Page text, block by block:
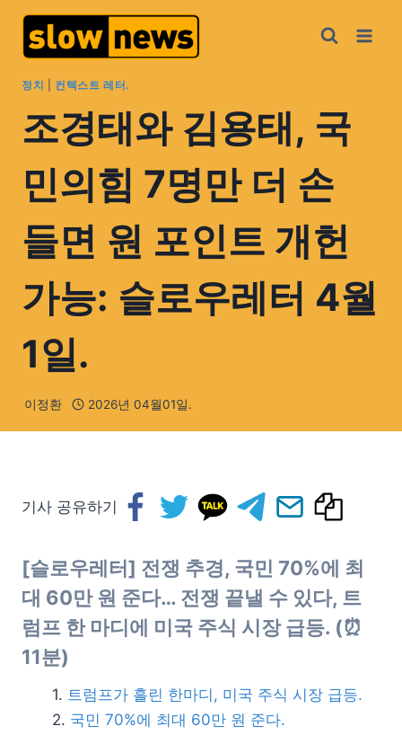
정치 컨텍스트 레터.
조경태와 김용태, 국
민의힘 7명만 더 손
들면 원 포인트 개헌
가능: 슬로우레터 4월
1일.
이정환 2026년 04월01일.
기사 공유하기
[슬로우레터] 전쟁 추경, 국민 70%에 최
대 60만 원 준다… 전쟁 끝낼 수 있다, 트
럼프 한 마디에 미국 주식 시장 급등. (⏰
11분)
트럼프가 흘린 한마디, 미국 주식 시장 급등.
국민 70%에 최대 60만 원 준다.